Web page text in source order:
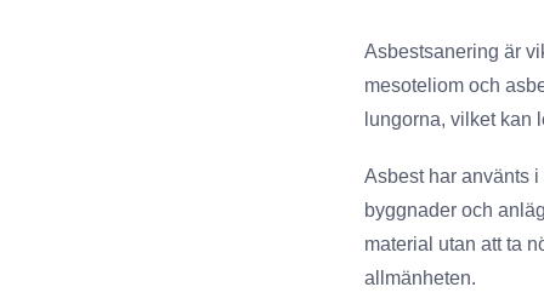
Asbestsanering är
mesoteliom och
lungorna, vilket kan
Asbest har använts
byggnader och
material utan att ta
allmänheten.